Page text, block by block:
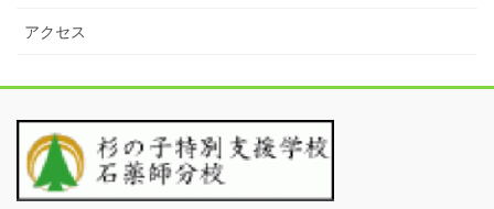
アクセス